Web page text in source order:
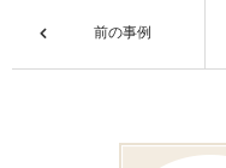
前の事例